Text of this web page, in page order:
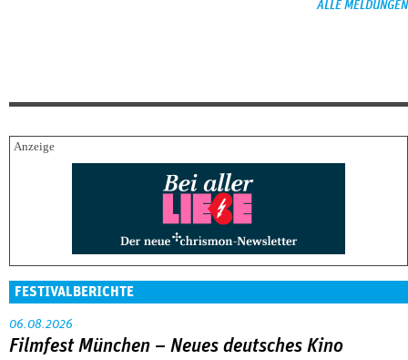
ALLE MELDUNGEN
FESTIVALBERICHTE
06.08.2026
Filmfest München – Neues deutsches Kino